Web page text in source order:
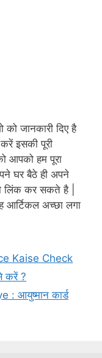
जानकारी दिए है
इसकी पूरी
आपको हम पूरा
घर बैठे ही अपने
लिंक कर सकते है |
आर्टिकल अच्छा लगा
Kaise Check
करें ?
आयुष्मान कार्ड